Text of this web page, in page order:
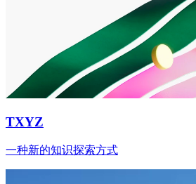
TXYZ
一种新的知识探索方式